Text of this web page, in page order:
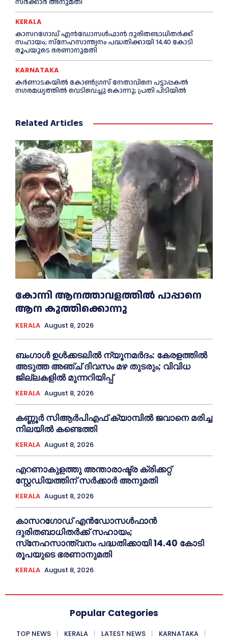
KERALA
കാസറഗോഡ് എന്‍ഡോസള്‍ഫാന്‍ ദുരിതബാധിതര്‍ക്ക്
സഹായം; സ്‌നേഹസാന്ത്വനം പദ്ധതിക്കായി 14.40 കോടി
രൂപയുടെ ഭരണാനുമതി
KARNATAKA
കർണാടകയിൽ കോണ്‍ഗ്രസ് നേതാവിനെ പട്ടാപ്പകല്‍
നഗരമധ്യത്തില്‍ വെടിവെച്ചു കൊന്നു; പ്രതി പിടിയില്‍
Related Articles
കോന്നി ആനത്താവളത്തില്‍ പാപ്പാനെ
ആന കുത്തിക്കൊന്നു
KERALA August 8, 2026
ബംഗാൾ ഉൾക്കടലിൽ ന്യൂനമർദം: കേരളത്തിൽ
അടുത്ത അഞ്ച് ദിവസം മഴ തുടരും; വിവിധ
ജില്ലകളിൽ മുന്നറിയിപ്പ്
KERALA August 8, 2026
കണ്ണൂര്‍ സിആര്‍പിഎഫ് ക്യാമ്പില്‍ ജവാനെ മരിച്ച
നിലയില്‍ കണ്ടെത്തി
KERALA August 8, 2026
എറണാകുളത്തു അന്താരാഷ്ട്ര ക്രിക്കറ്റ്
സ്റ്റേഡിയത്തിന് സര്‍ക്കാര്‍ അനുമതി
KERALA August 8, 2026
കാസറഗോഡ് എന്‍ഡോസള്‍ഫാന്‍
ദുരിതബാധിതര്‍ക്ക് സഹായം;
സ്‌നേഹസാന്ത്വനം പദ്ധതിക്കായി 14.40 കോടി
രൂപയുടെ ഭരണാനുമതി
KERALA August 8, 2026
Popular Categories
TOP NEWS KERALA LATEST NEWS
KARNATAKA